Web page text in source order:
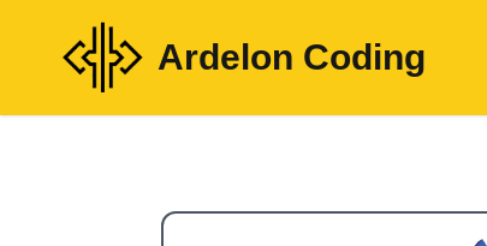
Ardelon Coding